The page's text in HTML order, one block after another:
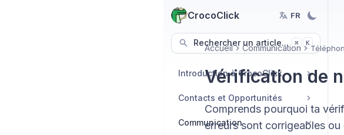
CrocoClick FR
Rechercher un article... ⌘ K
Introduction à CrocoClick
Contacts et Opportunités
Communication
Accueil Communication
Vérification de
Comprends pourquoi ta
erreurs sont corrigeables